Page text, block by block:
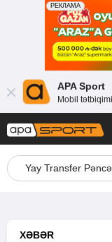
APA Sport
Mobil
Yay Transfer
XƏBƏR